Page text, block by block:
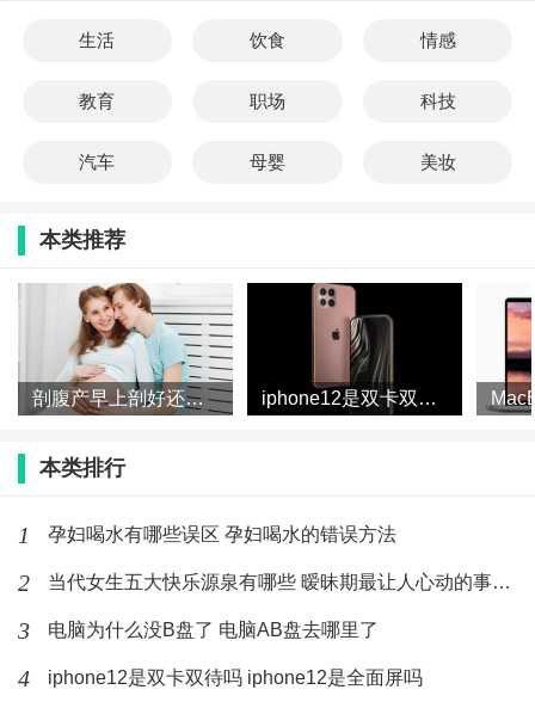
生活 饮食 情感
教育 职场 科技
汽车 母婴 美妆
本类推荐
剖腹产早上剖好还是下午剖好 剖腹产一天中什么时间最好 iphone12是双卡双待吗 iphone12是全面屏吗
本类排行
1 孕妇喝水有哪些误区 孕妇喝水的错误方法
2 当代女生五大快乐源泉有哪些 暧昧期最让人心动的事有哪些
3 电脑为什么没B盘了 电脑AB盘去哪里了
4 iphone12是双卡双待吗 iphone12是全面屏吗